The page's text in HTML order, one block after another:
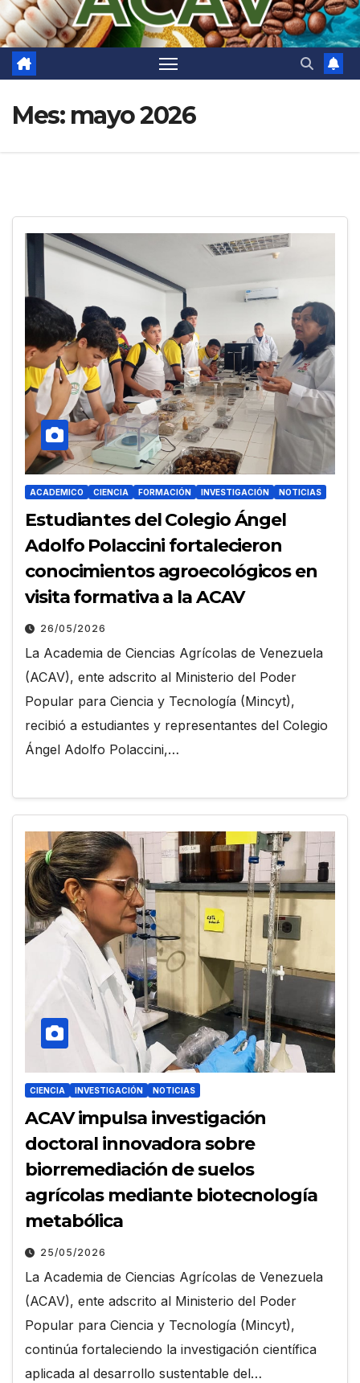
Mes: mayo 2026
ACADEMICO CIENCIA FORMACIÓN INVESTIGACIÓN NOTICIAS
Estudiantes del Colegio Ángel
Adolfo Polaccini fortalecieron
conocimientos agroecológicos en
visita formativa a la ACAV
26/05/2026
La Academia de Ciencias Agrícolas de Venezuela
(ACAV), ente adscrito al Ministerio del Poder
Popular para Ciencia y Tecnología (Mincyt),
recibió a estudiantes y representantes del Colegio
Ángel Adolfo Polaccini,…
CIENCIA INVESTIGACIÓN NOTICIAS
ACAV impulsa investigación
doctoral innovadora sobre
biorremediación de suelos
agrícolas mediante biotecnología
metabólica
25/05/2026
La Academia de Ciencias Agrícolas de Venezuela
(ACAV), ente adscrito al Ministerio del Poder
Popular para Ciencia y Tecnología (Mincyt),
continúa fortaleciendo la investigación científica
aplicada al desarrollo sustentable del…